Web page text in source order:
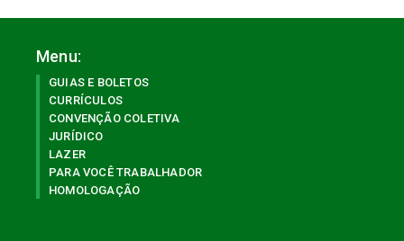
Menu:
GUIAS E BOLETOS
CURRÍCULOS
CONVENÇÃO COLETIVA
JURÍDICO
LAZER
PARA VOCÊ TRABALHADOR
HOMOLOGAÇÃO